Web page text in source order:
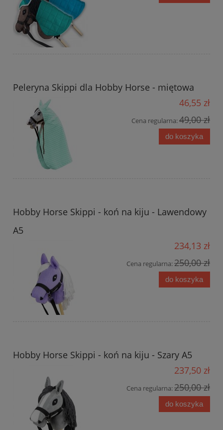
Peleryna Skippi dla Hobby Horse - miętowa
46,55 zł
Cena regularna:49,00 zł
do koszyka
Hobby Horse Skippi - koń na kiju - Lawendowy
A5
234,13 zł
Cena regularna:250,00 zł
do koszyka
Hobby Horse Skippi - koń na kiju - Szary A5
237,50 zł
Cena regularna:250,00 zł
do koszyka